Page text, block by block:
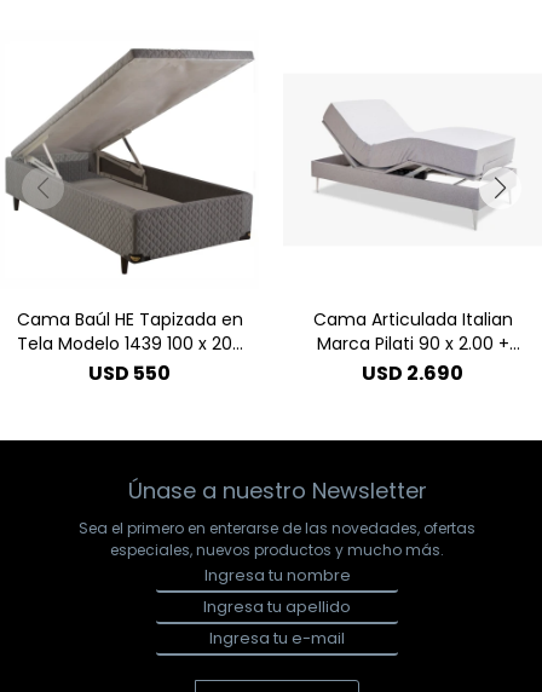
Cama Baúl HE Tapizada en
Tela Modelo 1439 100 x 200
- Gris
USD 550
Cama Articulada Italian
Marca Pilati 90 x 2.00 +
Colchón
USD 2.690
Únase a nuestro Newsletter
Sea el primero en enterarse de las novedades, ofertas
especiales, nuevos productos y mucho más.